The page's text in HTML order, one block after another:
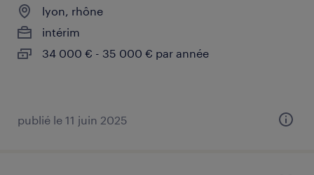
lyon, rhône
intérim
34 000 € - 35 000 € par année
publié le 11 juin 2025